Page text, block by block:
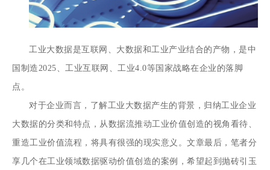
工业大数据是互联网、大数据和工业产业结合的产物，是中
国制造2025、工业互联网、工业4.0等国家战略在企业的落脚
点。
对于企业而言，了解工业大数据产生的背景，归纳工业企业
大数据的分类和特点，从数据流推动工业价值创造的视角看待、
重造工业价值流程，将具有很强的现实意义。文章最后，笔者分
享几个在工业领域数据驱动价值创造的案例，希望起到抛砖引玉